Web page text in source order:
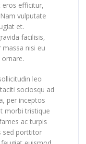
eros efficitur,
vulputate
et.
facilisis,
massa nisi eu
leo
sociosqu ad
per inceptos
morbi tristique
ac turpis
sed porttitor